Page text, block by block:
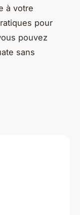
à votre
pour
pouvez
sans